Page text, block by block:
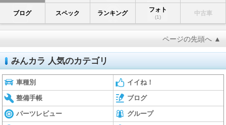
ブログ スペック ランキング フォト
(1)
中古車
ページの先頭へ ▲
みんカラ 人気のカテゴリ
車種別 イイね！
整備手帳 ブログ
パーツレビュー グループ